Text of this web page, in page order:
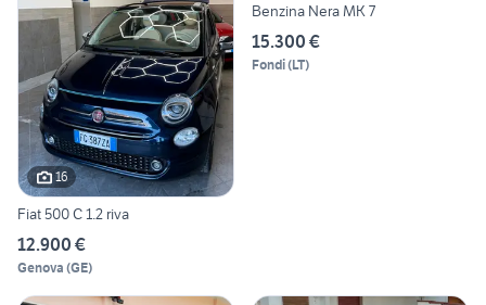
16
Fiat 500 C 1.2 riva
12.900 €
Genova (GE)
Benzina Nera MK 7
15.300 €
Fondi(LT)